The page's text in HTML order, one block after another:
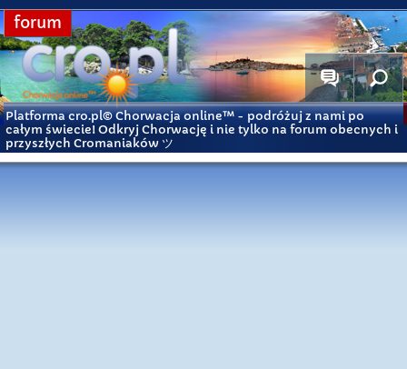
forum
Platforma cro.pl© Chorwacja online™ - podróżuj z nami po
całym świecie! Odkryj Chorwację i nie tylko na forum obecnych i
przyszłych Cromaniaków ツ